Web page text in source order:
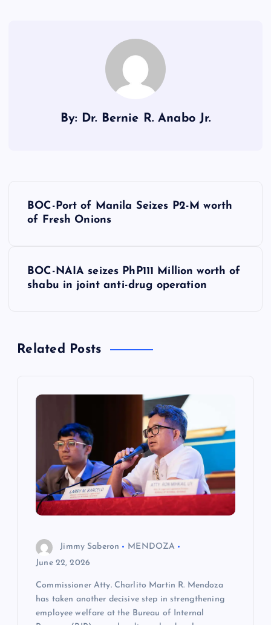
By: Dr. Bernie R. Anabo Jr.
a
BOC-Port of Manila Seizes P2-M worth
of Fresh Onions
BOC-NAIA seizes PhP111 Million worth of
shabu in joint anti-drug operation
Related Posts
Jimmy Saberon
MENDOZA
June 22, 2026
Commissioner Atty. Charlito Martin R. Mendoza
has taken another decisive step in strengthening
employee welfare at the Bureau of Internal